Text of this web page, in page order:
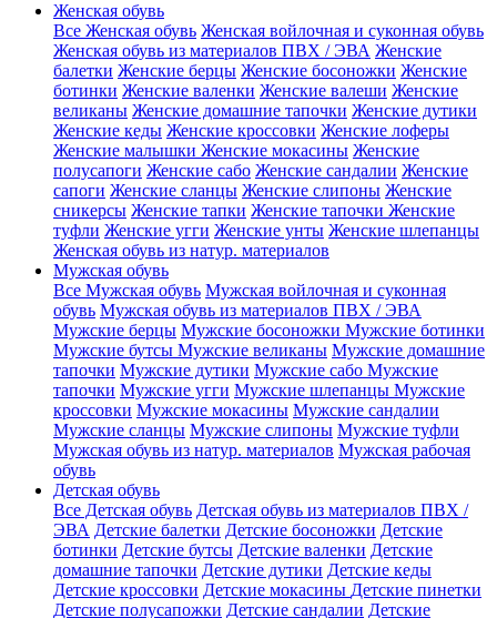
Женская обувь
Все Женская обувь Женская войлочная и суконная обувь
Женская обувь из материалов ПВХ / ЭВА Женские
балетки Женские берцы Женские босоножки Женские
ботинки Женские валенки Женские валеши Женские
великаны Женские домашние тапочки Женские дутики
Женские кеды Женские кроссовки Женские лоферы
Женские малышки Женские мокасины Женские
полусапоги Женские сабо Женские сандалии Женские
сапоги Женские сланцы Женские слипоны Женские
сникерсы Женские тапки Женские тапочки Женские
туфли Женские угги Женские унты Женские шлепанцы
Женская обувь из натур. материалов
Мужская обувь
Все Мужская обувь Мужская войлочная и суконная
обувь Мужская обувь из материалов ПВХ / ЭВА
Мужские берцы Мужские босоножки Мужские ботинки
Мужские бутсы Мужские великаны Мужские домашние
тапочки Мужские дутики Мужские сабо Мужские
тапочки Мужские угги Мужские шлепанцы Мужские
кроссовки Мужские мокасины Мужские сандалии
Мужские сланцы Мужские слипоны Мужские туфли
Мужская обувь из натур. материалов Мужская рабочая
обувь
Детская обувь
Все Детская обувь Детская обувь из материалов ПВХ /
ЭВА Детские балетки Детские босоножки Детские
ботинки Детские бутсы Детские валенки Детские
домашние тапочки Детские дутики Детские кеды
Детские кроссовки Детские мокасины Детские пинетки
Детские полусапожки Детские сандалии Детские